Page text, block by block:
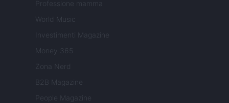
Professione mamma
World Music
Investimenti Magazine
Money 365
Zona Nerd
B2B Magazine
People Magazine